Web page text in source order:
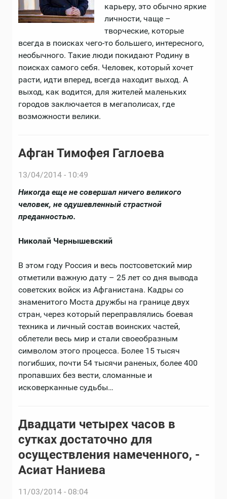
карьеру, это обычно яркие
личности, чаще –
творческие, которые
всегда в поисках чего-то большего, интересного,
необычного. Такие люди покидают Родину в
поисках самого себя. Человек, который хочет
расти, идти вперед, всегда находит выход. А
выход, как водится, для жителей маленьких
городов заключается в мегаполисах, где
возможности велики.
Афган Тимофея Гаглоева
13/04/2014 - 10:49
Никогда еще не совершал ничего великого
человек, не одушевленный страстной
преданностью.
Николай Чернышевский
В этом году Россия и весь постсоветский мир
отметили важную дату – 25 лет со дня вывода
советских войск из Афганистана. Кадры со
знаменитого Моста дружбы на границе двух
стран, через который переправлялись боевая
техника и личный состав воинских частей,
облетели весь мир и стали своеобразным
символом этого процесса. Более 15 тысяч
погибших, почти 54 тысячи раненых, более 400
пропавших без вести, сломанные и
исковерканные судьбы…
Двадцати четырех часов в
сутках достаточно для
осуществления намеченного, -
Асиат Наниева
11/03/2014 - 08:04